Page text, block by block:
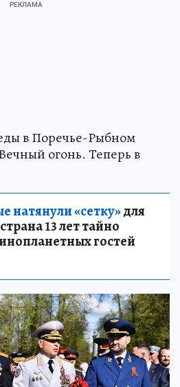
в Поречье-Рыбном
огонь. Теперь в
натянули «сетку»для
13 лет тайно
гостей